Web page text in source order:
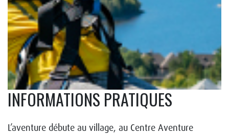
INFORMATIONS PRATIQUES
L’aventure débute au village, au Centre Aventure